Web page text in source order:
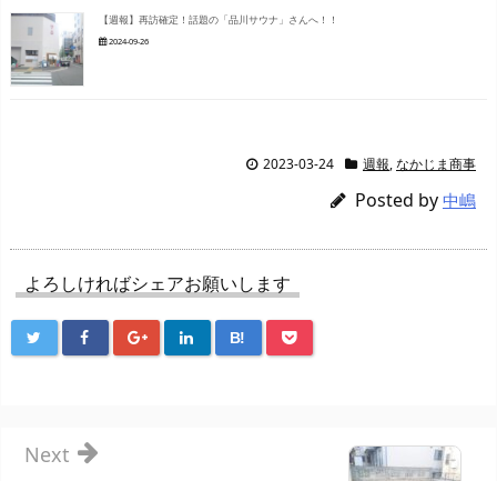
【週報】再訪確定！話題の「品川サウナ」さんへ！！
2024-09-26
2023-03-24 週報,なかじま商事
Posted by 中嶋
よろしければシェアお願いします
B!
Next